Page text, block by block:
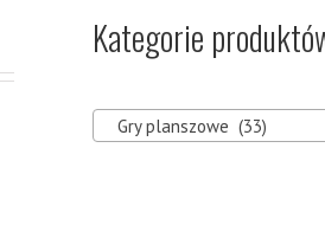
Kategorie
Gry planszowe (33)